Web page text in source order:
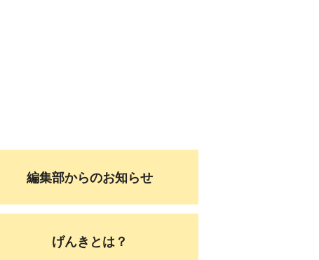
編集部からのお知らせ
げんきとは？